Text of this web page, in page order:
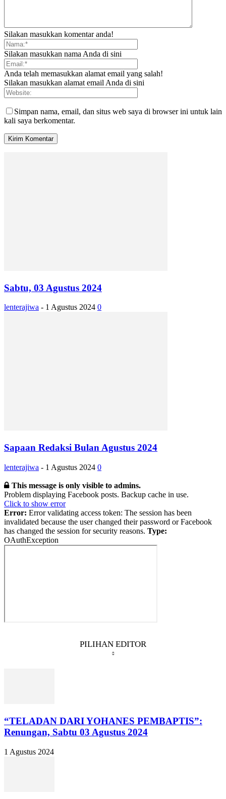
Silakan masukkan komentar anda!
Silakan masukkan nama Anda di sini
Anda telah memasukkan alamat email yang salah!
Silakan masukkan alamat email Anda di sini
Simpan nama, email, dan situs web saya di browser ini untuk lain
kali saya berkomentar.
Sabtu, 03 Agustus 2024
lenterajiwa - 1 Agustus 2024 0
Sapaan Redaksi Bulan Agustus 2024
lenterajiwa - 1 Agustus 2024 0
This message is only visible to admins.
Problem displaying Facebook posts. Backup cache in use.
Click to show error
Error: Error validating access token: The session has been
invalidated because the user changed their password or Facebook
has changed the session for security reasons. Type:
OAuthException
PILIHAN EDITOR
“TELADAN DARI YOHANES PEMBAPTIS”:
Renungan, Sabtu 03 Agustus 2024
1 Agustus 2024